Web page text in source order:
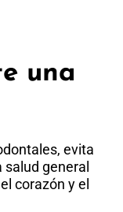
una
evita
general
corazón y el